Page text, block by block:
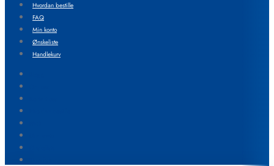
Hvordan bestille
FAQ
Min konto
Ønskeliste
Handlekurv